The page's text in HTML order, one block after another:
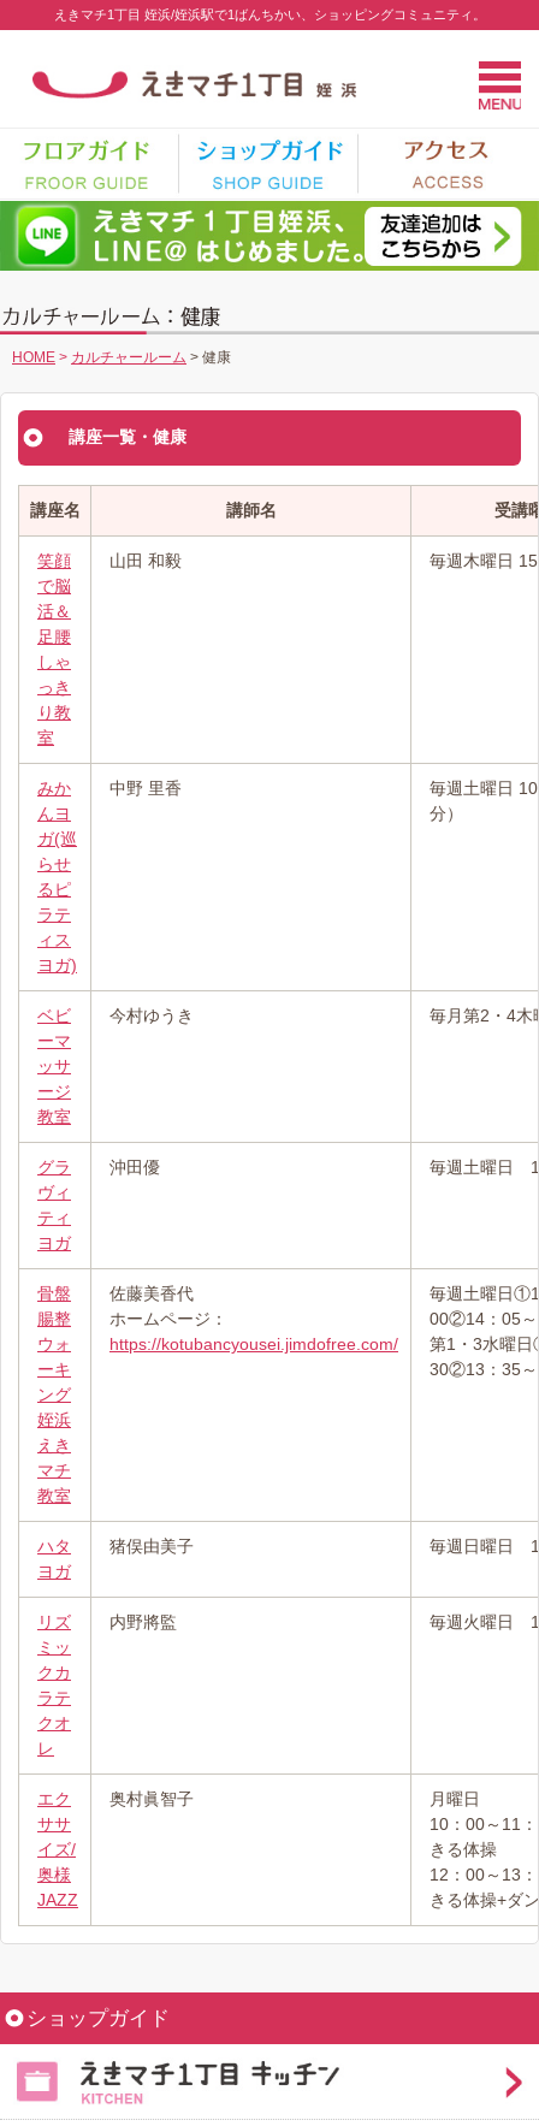
えきマチ1丁目 姪浜/姪浜駅で1ばんちかい、ショッピングコミュニティ。
HOME > カルチャールーム > 健康
講座一覧・健康
講座名 講師名 受講
笑顔
で脳
活＆
足腰
しゃ
っき
り教
室
山田 和毅 毎週木曜日
みか
んヨ
ガ(巡
らせ
るピ
ラテ
ィス
ヨガ)
中野 里香
毎週土曜日
分）
ベビ
ーマ
ッサ
ージ
教室
今村ゆうき 毎月第2・4木
グラ
ヴィ
ティ
ヨガ
沖田優 毎週土曜日
骨盤
腸整
ウォ
ーキ
ング
姪浜
えき
マチ
教室
佐藤美香代
ホームページ：
https://kotubancyousei.jimdofree.com/
毎週土曜日
00②14：05
第1・3水曜
30②13：35
ハタ
ヨガ
猪俣由美子 毎週日曜日
リズ
ミッ
クカ
ラテ
クオ
レ
内野將監 毎週火曜日
エク
ササ
イズ/
奥様
JAZZ
奥村眞智子
月曜日
10：00～11
きる体操
12：00～13
きる体操+ダ
ショップガイド